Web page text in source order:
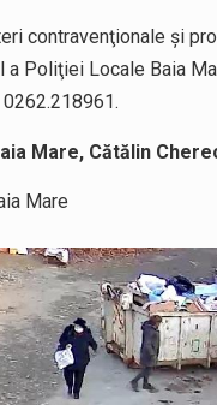
contravenţionale şi
a Poliţiei Locale Baia
Mare, Cătălin
Mare